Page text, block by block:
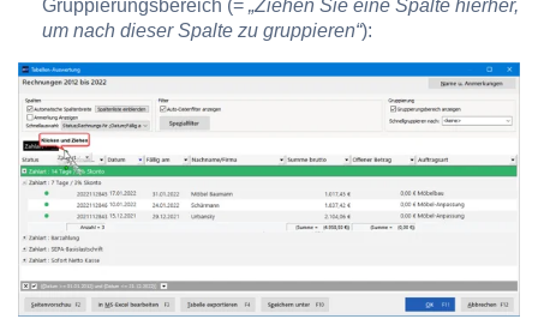
Gruppierungsbereich (= „Ziehen Sie eine Spalte hierher,
um nach dieser Spalte zu gruppieren“):